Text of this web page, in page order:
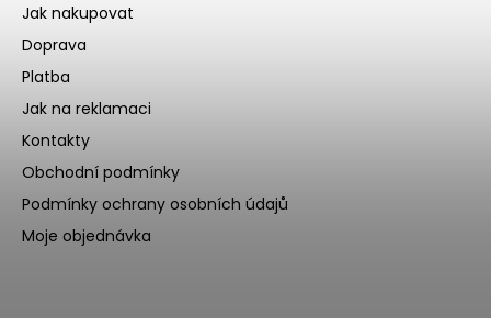
Jak nakupovat
Doprava
Platba
Jak na reklamaci
Kontakty
Obchodní podmínky
Podmínky ochrany osobních údajů
Moje objednávka